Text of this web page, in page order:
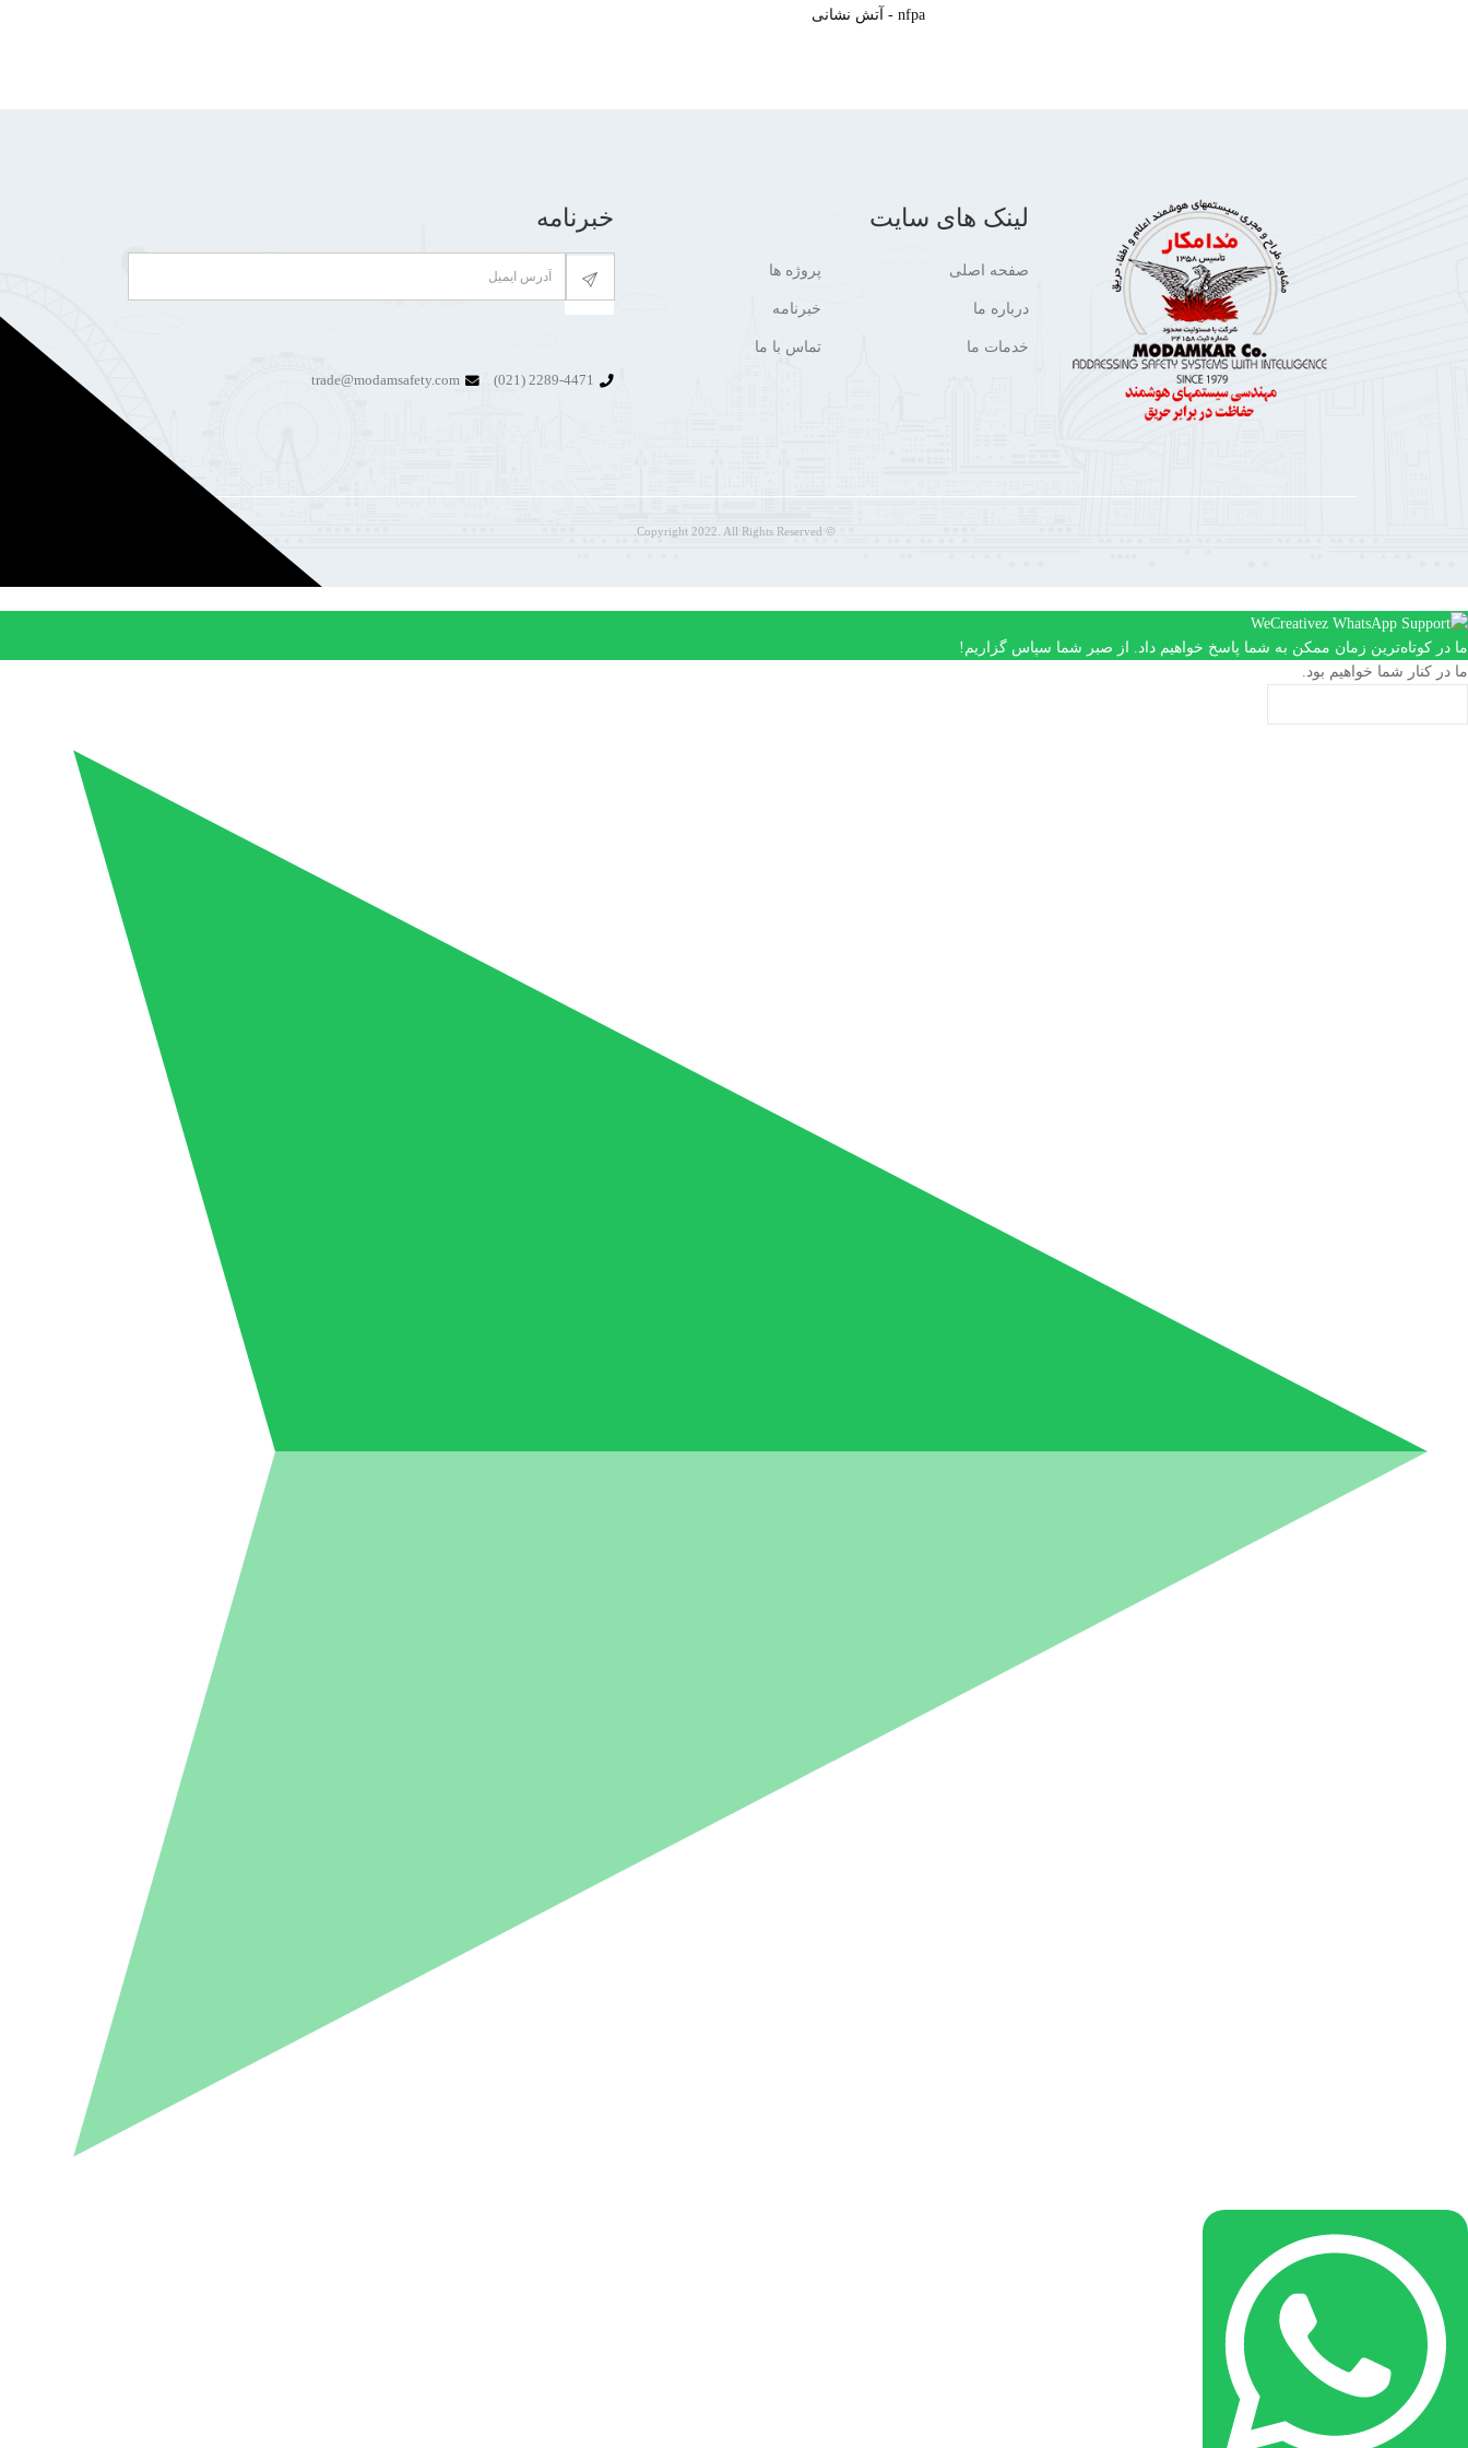
nfpa - آتش نشانی
لینک های سایت
صفحه اصلی
درباره ما
خدمات ما
پروژه ها
خبرنامه
تماس با ما
خبرنامه
trade@modamsafety.com
© Copyright 2022. All Rights Reserved.
ما در کوتاه‌ترین زمان ممکن به شما پاسخ خواهیم داد. از صبر شما سپاس گزاریم!
ما در کنار شما خواهیم بود.